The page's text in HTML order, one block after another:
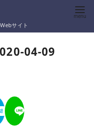
サイト
04-09